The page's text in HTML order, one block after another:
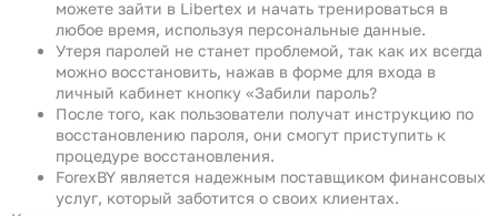
можете зайти в Libertex и начать тренироваться в
любое время, используя персональные данные.
Утеря паролей не станет проблемой, так как их всегда
можно восстановить, нажав в форме для входа в
личный кабинет кнопку «Забили пароль?
После того, как пользователи получат инструкцию по
восстановлению пароля, они смогут приступить к
процедуре восстановления.
ForexBY является надежным поставщиком финансовых
услуг, который заботится о своих клиентах.